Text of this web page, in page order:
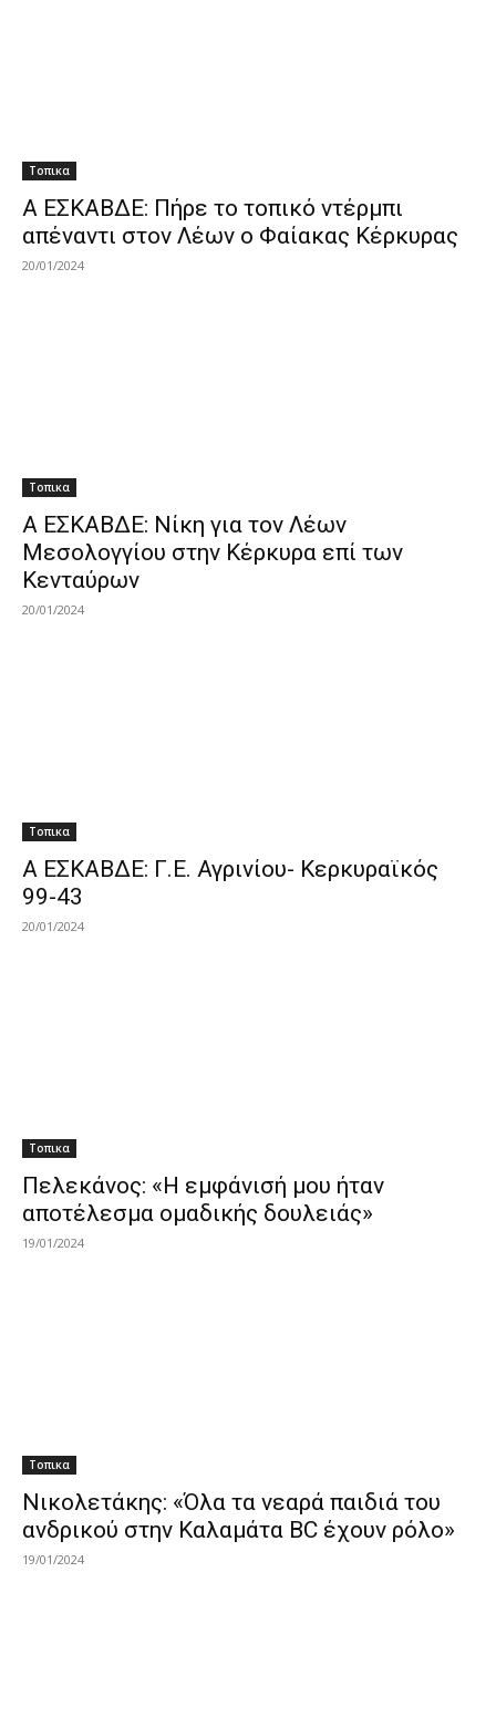
Τοπικα
A EΣΚΑΒΔΕ: Πήρε το τοπικό ντέρμπι
απέναντι στον Λέων ο Φαίακας Κέρκυρας
20/01/2024
Τοπικα
A EΣΚΑΒΔΕ: Νίκη για τον Λέων
Μεσολογγίου στην Κέρκυρα επί των
Κενταύρων
20/01/2024
Τοπικα
Α ΕΣΚΑΒΔΕ: Γ.Ε. Αγρινίου- Κερκυραϊκός
99-43
20/01/2024
Τοπικα
Πελεκάνος: «Η εμφάνισή μου ήταν
αποτέλεσμα ομαδικής δουλειάς»
19/01/2024
Τοπικα
Νικολετάκης: «Όλα τα νεαρά παιδιά του
ανδρικού στην Καλαμάτα BC έχουν ρόλο»
19/01/2024